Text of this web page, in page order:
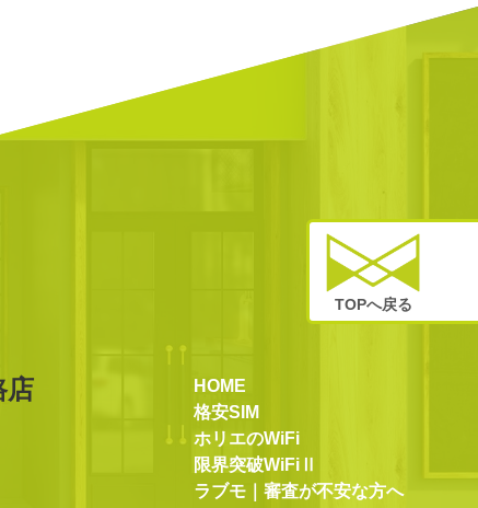
店
HOME
格安SIM
ホリエのWiFi
限界突破WiFiⅡ
ラブモ｜審査が不安な方へ
TOPへ戻る